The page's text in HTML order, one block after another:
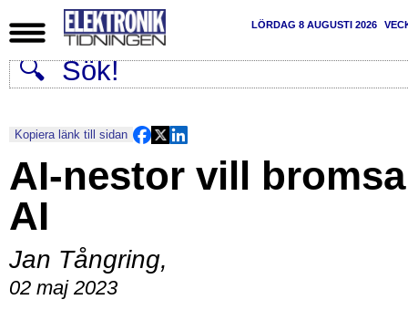
LÖRDAG 8 AUGUSTI 2026
Kopiera länk till sidan
AI-nestor vill bromsa
AI
Jan Tångring,
02 maj 2023